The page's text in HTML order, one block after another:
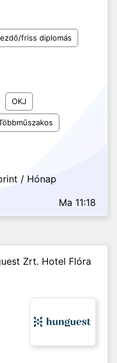
friss diplomás
OKJ
/ Hónap
Ma 11:18
Zrt. Hotel Flóra